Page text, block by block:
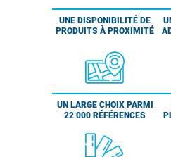
UNE DISPONIBILITÉ DE
PRODUITS À PROXIMITÉ
UN LARGE CHOIX PARMI
22 000 RÉFÉRENCES